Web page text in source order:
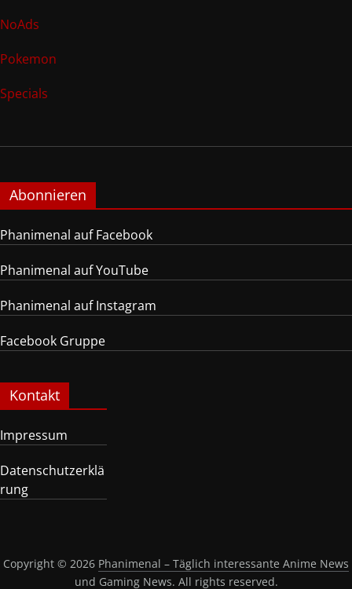
NoAds
Pokemon
Specials
Abonnieren
Phanimenal auf Facebook
Phanimenal auf YouTube
Phanimenal auf Instagram
Facebook Gruppe
Kontakt
Impressum
Datenschutzerklä
rung
Copyright © 2026 Phanimenal – Täglich interessante Anime News
und Gaming News. All rights reserved.